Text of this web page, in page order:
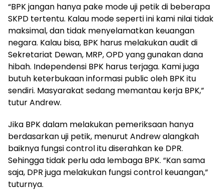
“BPK jangan hanya pake mode uji petik di beberapa
SKPD tertentu. Kalau mode seperti ini kami nilai tidak
maksimal, dan tidak menyelamatkan keuangan
negara. Kalau bisa, BPK harus melakukan audit di
Sekretariat Dewan, MRP, OPD yang gunakan dana
hibah. Independensi BPK harus terjaga. Kami juga
butuh keterbukaan informasi public oleh BPK itu
sendiri. Masyarakat sedang memantau kerja BPK,”
tutur Andrew.
Jika BPK dalam melakukan pemeriksaan hanya
berdasarkan uji petik, menurut Andrew alangkah
baiknya fungsi control itu diserahkan ke DPR.
Sehingga tidak perlu ada lembaga BPK. “Kan sama
saja, DPR juga melakukan fungsi control keuangan,”
tuturnya.